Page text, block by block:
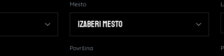
Mesto
Površina